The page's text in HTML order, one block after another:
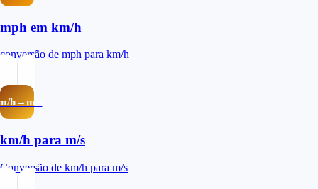
mph em km/h
conversão de mph para km/h
h→m/s
km/h para m/s
Conversão de km/h para m/s